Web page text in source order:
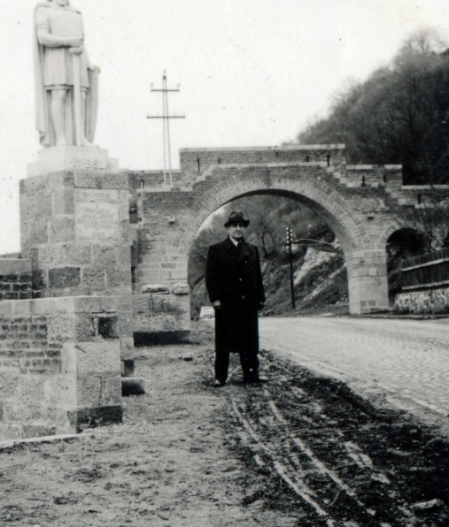
Lengyelország
katonai alakulat 1939. szeptemberében.
1939 · Lengyelország
lengyel katonák 1939. szeptemberében.
1939 1939